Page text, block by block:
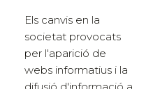
Els canvis en la
societat provocats
per l'aparició de
webs informatius i la